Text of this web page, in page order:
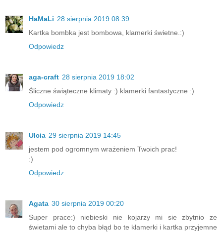
HaMaLi 28 sierpnia 2019 08:39
Kartka bombka jest bombowa, klamerki świetne.:)
Odpowiedz
aga-craft 28 sierpnia 2019 18:02
Śliczne świąteczne klimaty :) klamerki fantastyczne :)
Odpowiedz
Ulcia 29 sierpnia 2019 14:45
jestem pod ogromnym wrażeniem Twoich prac!
:)
Odpowiedz
Agata 30 sierpnia 2019 00:20
Super prace:) niebieski nie kojarzy mi sie zbytnio ze
świetami ale to chyba błąd bo te klamerki i kartka przyjemne